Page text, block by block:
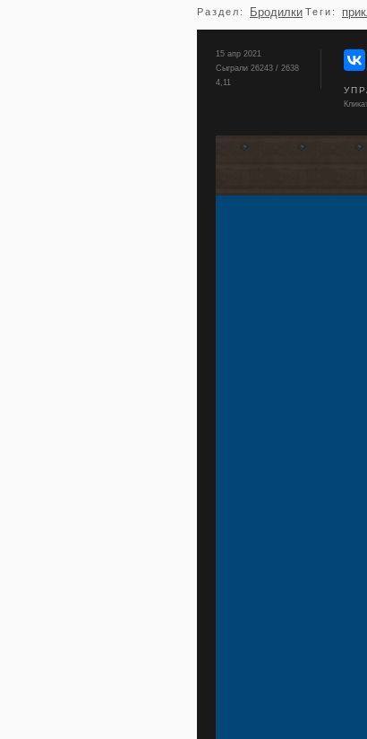
Раздел: Бродилки Теги:
15 апр 2021
Сыграли 26243 / 2638
4,11